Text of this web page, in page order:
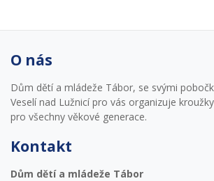
O nás
Dům dětí a mládeže Tábor, se svými
Veselí nad Lužnicí pro vás organizuje
pro všechny věkové generace.
Kontakt
Dům dětí a mládeže Tábor